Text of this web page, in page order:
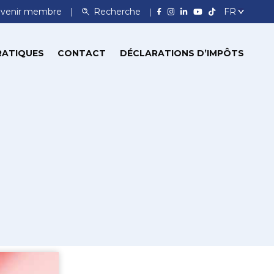
membre Recherche
CONTACT DÉCLARATIONS D’IMPÔTS